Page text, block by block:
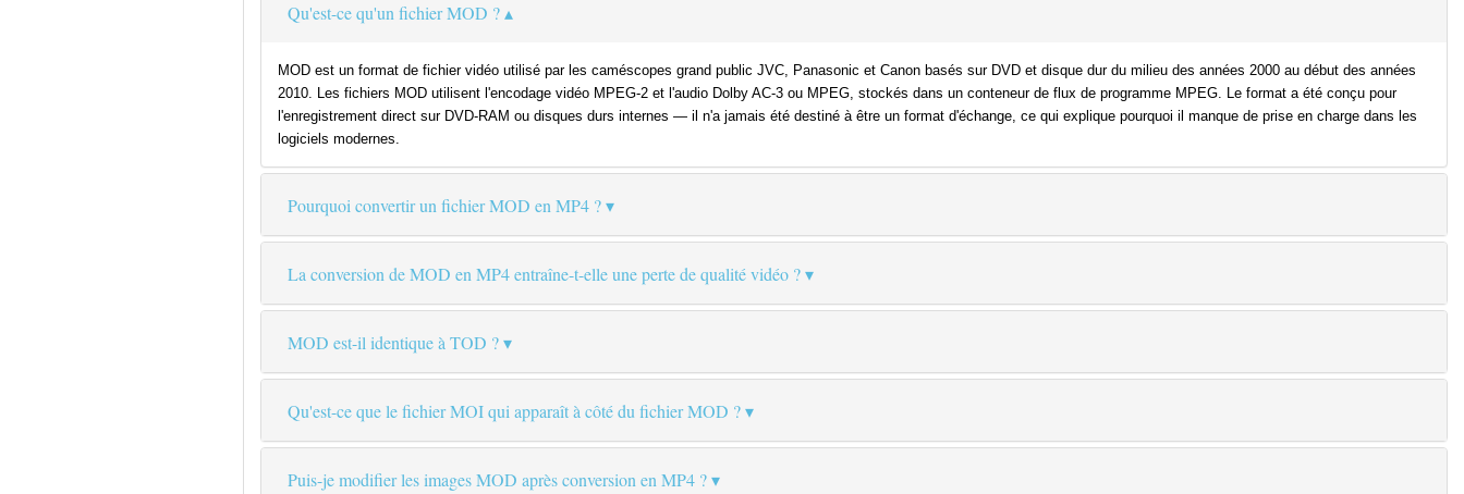
Qu'est-ce qu'un fichier MOD ?
MOD est un format de fichier vidéo utilisé par les caméscopes grand public JVC, Panasonic et Canon basés sur DVD et disque dur du milieu des années 2000 au début des années
2010. Les fichiers MOD utilisent l'encodage vidéo MPEG-2 et l'audio Dolby AC-3 ou MPEG, stockés dans un conteneur de flux de programme MPEG. Le format a été conçu pour
l'enregistrement direct sur DVD-RAM ou disques durs internes — il n'a jamais été destiné à être un format d'échange, ce qui explique pourquoi il manque de prise en charge dans les
logiciels modernes.
Pourquoi convertir un fichier MOD en MP4 ?
La conversion de MOD en MP4 entraîne-t-elle une perte de qualité vidéo ?
MOD est-il identique à TOD ?
Qu'est-ce que le fichier MOI qui apparaît à côté du fichier MOD ?
Puis-je modifier les images MOD après conversion en MP4 ?